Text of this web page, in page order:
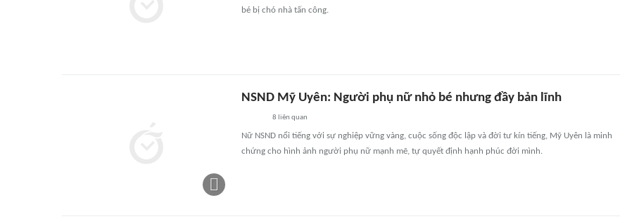
bé bị chó nhà tấn công.
NSND Mỹ Uyên: Người phụ nữ nhỏ bé nhưng đầy bản lĩnh
8 liên quan
Nữ NSND nổi tiếng với sự nghiệp vững vàng, cuộc sống độc lập và đời tư kín tiếng, Mỹ Uyên là minh
chứng cho hình ảnh người phụ nữ mạnh mẽ, tự quyết định hạnh phúc đời mình.